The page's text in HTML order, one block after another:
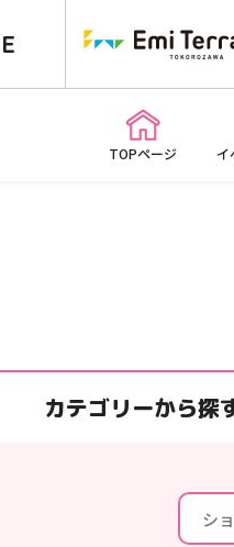
TOPページ イ
カテゴリーから探